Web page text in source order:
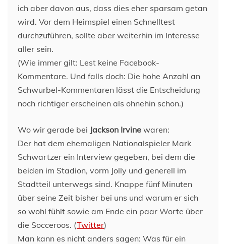
ich aber davon aus, dass dies eher sparsam getan
wird. Vor dem Heimspiel einen Schnelltest
durchzuführen, sollte aber weiterhin im Interesse
aller sein.
(Wie immer gilt: Lest keine Facebook-
Kommentare. Und falls doch: Die hohe Anzahl an
Schwurbel-Kommentaren lässt die Entscheidung
noch richtiger erscheinen als ohnehin schon.)
Wo wir gerade bei Jackson Irvine waren:
Der hat dem ehemaligen Nationalspieler Mark
Schwartzer ein Interview gegeben, bei dem die
beiden im Stadion, vorm Jolly und generell im
Stadtteil unterwegs sind. Knappe fünf Minuten
über seine Zeit bisher bei uns und warum er sich
so wohl fühlt sowie am Ende ein paar Worte über
die Socceroos. (Twitter)
Man kann es nicht anders sagen: Was für ein